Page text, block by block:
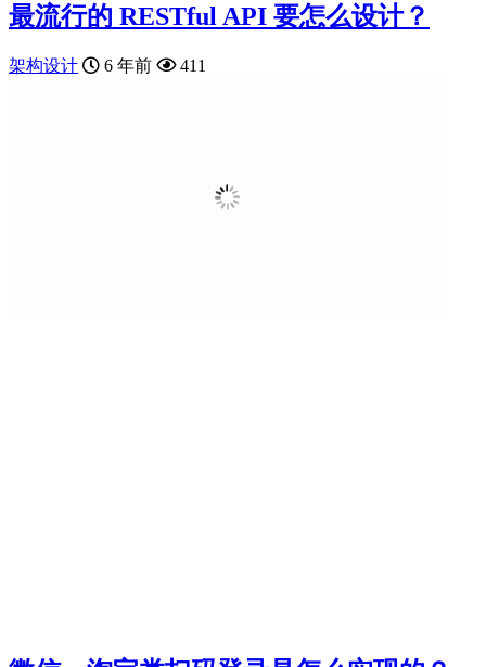
最流行的 RESTful API 要怎么设计？
架构设计 6 年前 411